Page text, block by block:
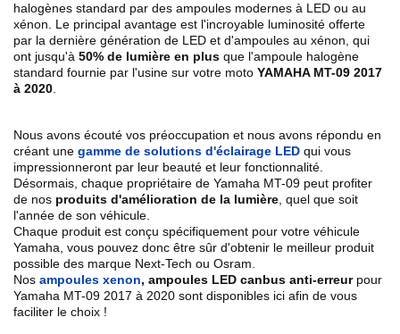
halogènes standard par des ampoules modernes à LED ou au
xénon. Le principal avantage est l'incroyable luminosité offerte
par la dernière génération de LED et d'ampoules au xénon, qui
ont jusqu'à 50% de lumière en plus que l'ampoule halogène
standard fournie par l'usine sur votre moto YAMAHA MT-09 2017
à 2020
Nous avons écouté vos préoccupation et nous avons répondu en
créant une gamme de solutions d'éclairage LED qui vous
impressionneront par leur beauté et leur fonctionnalité.
Désormais, chaque propriétaire de Yamaha MT-09 peut profiter
de nos produits d'amélioration de la lumière , quel que soit
l'année de son véhicule.
Chaque produit est conçu spécifiquement pour votre véhicule
Yamaha, vous pouvez donc être sûr d'obtenir le meilleur produit
possible des marque Next-Tech ou Osram.
Nos ampoules xenon, ampoules LED canbus anti-erreurpour
Yamaha MT-09 2017 à 2020 sont disponibles ici afin de vous
faciliter le choix !